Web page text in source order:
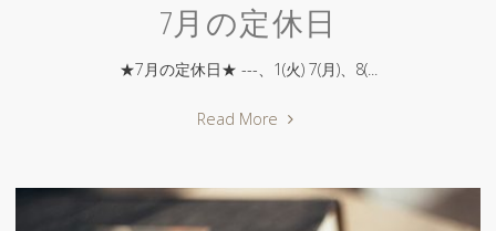
7月の定休日
★7月の定休日★ ---、1(火) 7(月)、8(...
Read More "7
定